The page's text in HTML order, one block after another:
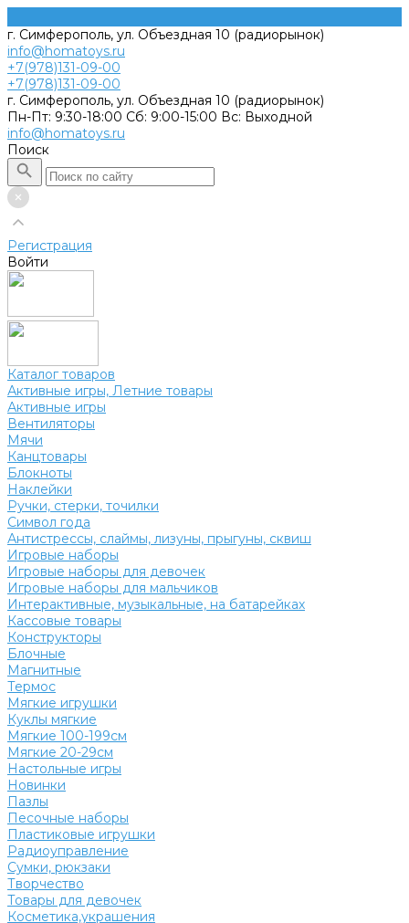
г. Симферополь, ул. Объездная 10 (радиорынок)
info@homatoys.ru
+7(978)131-09-00
+7(978)131-09-00
г. Симферополь, ул. Объездная 10 (радиорынок)
Пн-Пт: 9:30-18:00 Cб: 9:00-15:00 Вс: Выходной
info@homatoys.ru
Поиск
Регистрация
Войти
Каталог товаров
Активные игры, Летние товары
Активные игры
Вентиляторы
Мячи
Канцтовары
Блокноты
Наклейки
Ручки, стерки, точилки
Символ года
Антистрессы, слаймы, лизуны, прыгуны, сквиш
Игровые наборы
Игровые наборы для девочек
Игровые наборы для мальчиков
Интерактивные, музыкальные, на батарейках
Кассовые товары
Конструкторы
Блочные
Магнитные
Термос
Мягкие игрушки
Куклы мягкие
Мягкие 100-199см
Мягкие 20-29см
Настольные игры
Новинки
Пазлы
Песочные наборы
Пластиковые игрушки
Радиоуправление
Сумки, рюкзаки
Творчество
Товары для девочек
Косметика,украшения